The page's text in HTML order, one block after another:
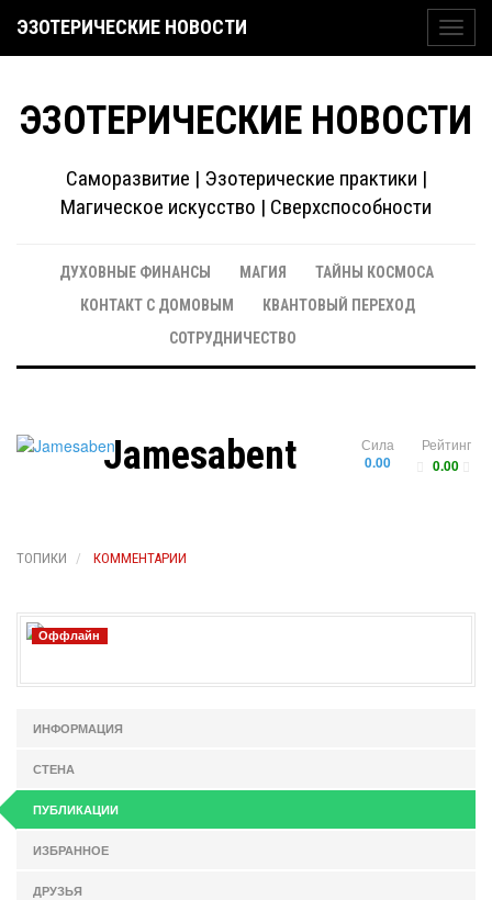
ЭЗОТЕРИЧЕСКИЕ НОВОСТИ
ЭЗОТЕРИЧЕСКИЕ НОВОСТИ
Саморазвитие | Эзотерические практики |
Магическое искусство | Сверхспособности
ДУХОВНЫЕ ФИНАНСЫ МАГИЯ
ТАЙНЫ КОСМОСА
КОНТАКТ С ДОМОВЫМ
КВАНТОВЫЙ ПЕРЕХОД
СОТРУДНИЧЕСТВО
Рейтинг
0.00
Сила
0.00
Jamesabent
ТОПИКИ КОММЕНТАРИИ
Оффлайн
ИНФОРМАЦИЯ
СТЕНА
ПУБЛИКАЦИИ
ИЗБРАННОЕ
ДРУЗЬЯ